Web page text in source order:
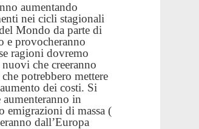
aumentando
nei cicli stagionali
Mondo da parte di
e provocheranno
ragioni dovremo
che creeranno
potrebbero mettere
dei costi. Si
in
emigrazioni di massa (
dall’Europa